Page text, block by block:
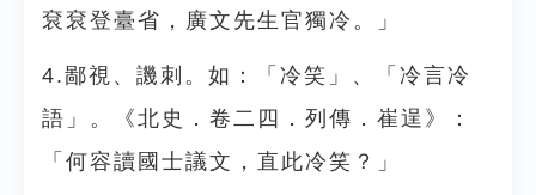
袞袞登臺省，廣文先生官獨冷。」
4.鄙視、譏刺。如：「冷笑」、「冷言冷
語」。《北史．卷二四．列傳．崔逞》：
「何容讀國士議文，直此冷笑？」